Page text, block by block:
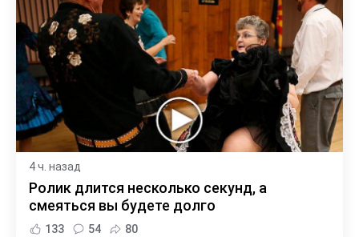
4 ч. назад
Ролик длится несколько секунд, а
смеяться вы будете долго
133 54 80